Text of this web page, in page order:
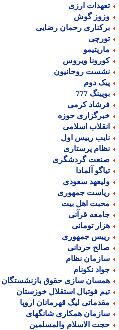
ارزی
گوش
رحمان رضایی
ویروس
روحانیون
دوم
777
کرمی
حوزه
اسلامی
رییس اول
پرستاری
گردشگری
آلمادا
سعودی
جمهوری
اهل بیت
قرآنی
تومانی
جمهوری
حردانی
نظام
نکونام
سازی حقوق بازنشستگان
فوتبال استقلال خوزستان
لیگ قهرمانان اروپا
همکاری شانگهای
الاسلام والمسلمین